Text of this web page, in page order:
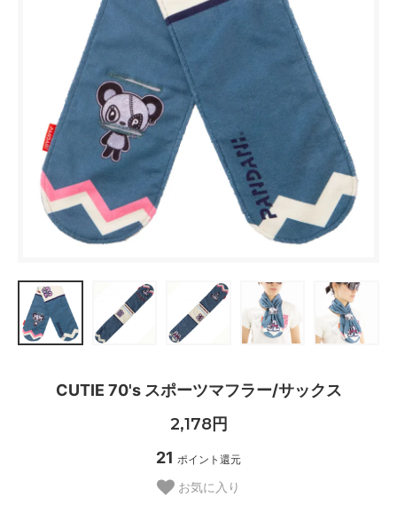
CUTIE 70's スポーツマフラー/サックス
2,178円
21 ポイント還元
お気に入り